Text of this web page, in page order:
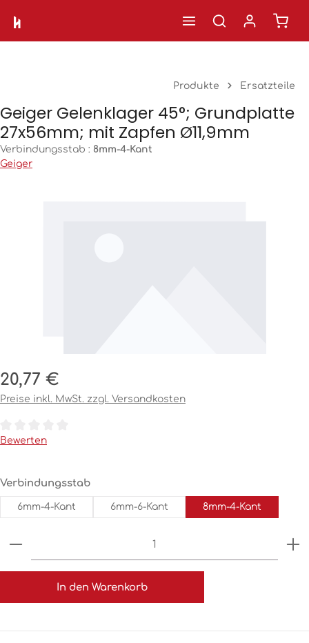
Zum Hauptinhalt springen
Produkte Ersatzteile
Geiger Gelenklager 45°; Grundplatte
27x56mm; mit Zapfen Ø11,9mm
Verbindungsstab : 8mm-4-Kant
Geiger
Regulärer Preis:
20,77 €
Preise inkl. MwSt. zzgl. Versandkosten
Durchschnittliche Bewertung von 0 von 5 Sternen
Bewerten
Verbindungsstabauswählen
6mm-4-Kant 6mm-6-Kant 8mm-4-Kant
Produkt Anzahl: Gib den gewünschten Wert
In den Warenkorb